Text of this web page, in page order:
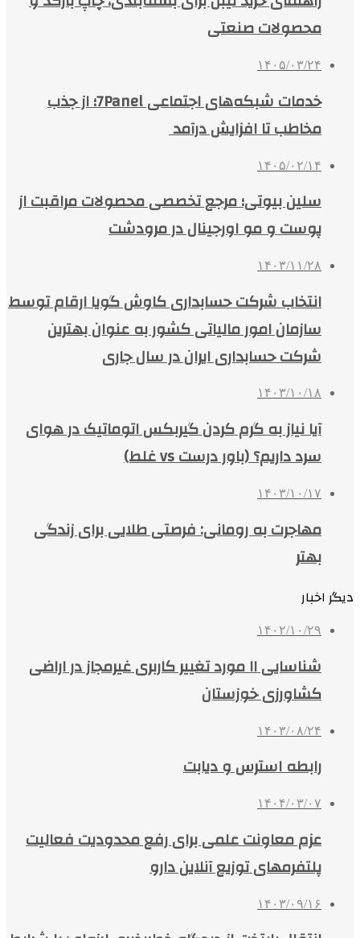
محصولات صنعتی
۱۴۰۵/۰۳/۲۴
خدمات شبکه‌های اجتماعی 7Panel؛ از جذب
مخاطب تا افزایش درآمد
۱۴۰۵/۰۲/۱۴
سلین بیوتی؛ مرجع تخصصی محصولات مراقبت از
پوست و مو اورجینال در مرودشت
۱۴۰۳/۱۱/۲۸
انتخاب شرکت حسابداری کاوش گویا ارقام توسط
سازمان امور مالیاتی کشور به عنوان بهترین
شرکت حسابداری ایران در سال جاری
۱۴۰۳/۱۰/۱۸
آیا نیاز به گرم کردن گیربکس اتوماتیک در هوای
سرد داریم؟ (باور درست vs غلط)
۱۴۰۳/۱۰/۱۷
مهاجرت به رومانی: فرصتی طلایی برای زندگی
بهتر
دیگر اخبار
۱۴۰۲/۱۰/۲۹
شناسایی ۱۱ مورد تغییر کاربری غیرمجاز در اراضی
کشاورزی خوزستان
۱۴۰۳/۰۸/۲۴
رابطه استرس و دیابت
۱۴۰۴/۰۳/۰۷
عزم معاونت علمی برای رفع محدودیت فعالیت
پلتفرمهای توزیع آنلاین دارو
۱۴۰۳/۰۹/۱۶